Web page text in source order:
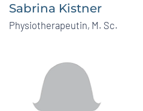
Sabrina Kistner
Physiotherapeutin, M. Sc.